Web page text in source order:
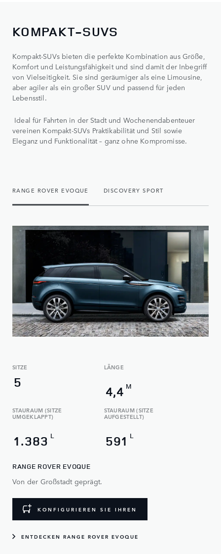
KOMPAKT-SUVS
Kompakt-SUVs bieten die perfekte Kombination aus Größe,
Komfort und Leistungsfähigkeit und sind damit der Inbegriff
von Vielseitigkeit. Sie sind geräumiger als eine Limousine,
aber agiler als ein großer SUV und passend für jeden
Lebensstil.
Ideal für Fahrten in der Stadt und Wochenendabenteuer
vereinen Kompakt-SUVs Praktikabilität und Stil sowie
Eleganz und Funktionalität – ganz ohne Kompromisse.
RANGE ROVER EVOQUE DISCOVERY SPORT
SITZE
5
LÄNGE
4,4 M
STAURAUM (SITZE
UMGEKLAPPT)
1.383 L
STAURAUM (SITZE
AUFGESTELLT)
591 L
RANGE ROVER EVOQUE
Von der Großstadt geprägt.
KONFIGURIEREN SIE IHREN
ENTDECKEN RANGE ROVER EVOQUE